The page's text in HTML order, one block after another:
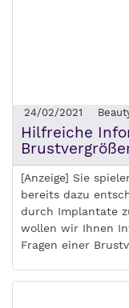
24/02/2021
Hilfreiche
[Anzeige] Sie
bereits dazu
durch Implantate
wollen wir Ihnen
Fragen einer